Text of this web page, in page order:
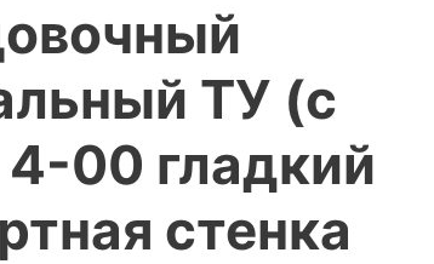
ТУ (с
00 гладкий
стенка